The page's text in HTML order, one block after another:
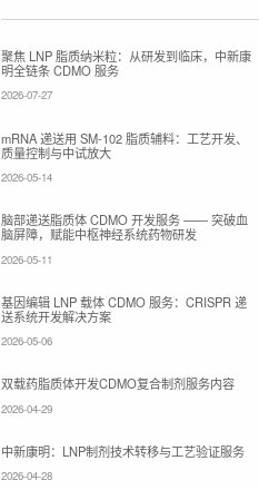
聚焦 LNP 脂质纳米粒：从研发到临床，中新康
明全链条 CDMO 服务
2026-07-27
mRNA 递送用 SM-102 脂质辅料：工艺开发、
质量控制与中试放大
2026-05-14
脑部递送脂质体 CDMO 开发服务 —— 突破血
脑屏障，赋能中枢神经系统药物研发
2026-05-11
基因编辑 LNP 载体 CDMO 服务：CRISPR 递
送系统开发解决方案
2026-05-06
双载药脂质体开发CDMO复合制剂服务内容
2026-04-29
​中新康明：LNP制剂技术转移与工艺验证服务
2026-04-28